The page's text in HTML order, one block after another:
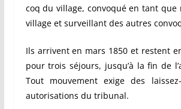
coq du village, convoqué en tant que
village et surveillant des autres
Ils arrivent en mars 1850 et restent
pour trois séjours, jusqu’à la fin de
Tout mouvement exige des
autorisations du tribunal.